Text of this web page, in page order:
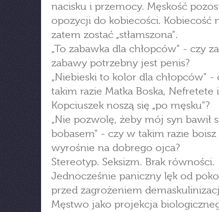
nacisku i przemocy. Męskość
opozycji do kobiecości. Kobiecość
zatem zostać „stłamszona".
„To zabawka dla chłopców" - czy
zabawy potrzebny jest penis?
„Niebieski to kolor dla chłopców" -
takim razie Matka Boska, Nefretete i
Kopciuszek noszą się „po męsku"?
„Nie pozwolę, żeby mój syn bawił
bobasem" - czy w takim razie boisz
wyrośnie na dobrego ojca?
Stereotyp. Seksizm. Brak równości.
Jednocześnie paniczny lęk od
przed zagrożeniem
Męstwo jako projekcja